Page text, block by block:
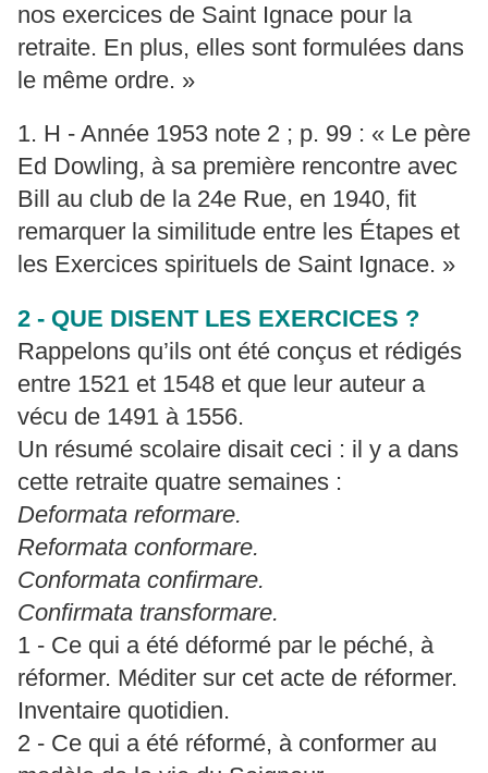
nos exercices de Saint Ignace pour la
retraite. En plus, elles sont formulées dans
le même ordre. »
1. H - Année 1953 note 2 ; p. 99 : « Le père
Ed Dowling, à sa première rencontre avec
Bill au club de la 24e Rue, en 1940, fit
remarquer la similitude entre les Étapes et
les Exercices spirituels de Saint Ignace. »
2 - QUE DISENT LES EXERCICES ?
Rappelons qu’ils ont été conçus et rédigés
entre 1521 et 1548 et que leur auteur a
vécu de 1491 à 1556.
Un résumé scolaire disait ceci : il y a dans
cette retraite quatre semaines :
Deformata reformare.
Reformata conformare.
Conformata confirmare.
Confirmata transformare.
1 - Ce qui a été déformé par le péché, à
réformer. Méditer sur cet acte de réformer.
Inventaire quotidien.
2 - Ce qui a été réformé, à conformer au